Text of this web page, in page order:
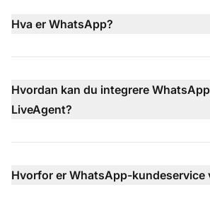
Hva er WhatsApp?
Hvordan kan du integrere
LiveAgent?
Hvorfor er WhatsApp-kundeservice